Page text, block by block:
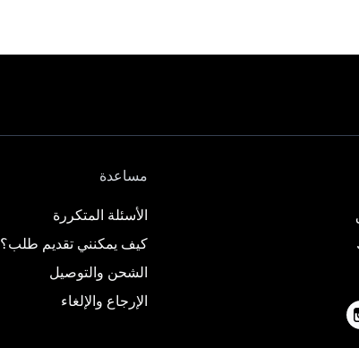
مساعدة
الأسئلة المتكررة
كيف يمكنني تقديم طلب؟
الشحن والتوصيل
الإرجاع والإلغاء